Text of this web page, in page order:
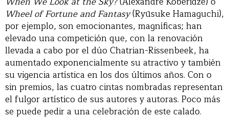
Wheel of Fortune and Fantasy(Ryūsuke Hamaguchi),
por ejemplo, son emocionantes, magníficas; han
elevado una competición que, con la renovación
llevada a cabo por el dúo Chatrian-Rissenbeek, ha
aumentado exponencialmente su atractivo y también
su vigencia artística en los dos últimos años. Con o
sin premios, las cuatro cintas nombradas representan
el fulgor artístico de sus autores y autoras. Poco más
se puede pedir a una celebración de este calado.